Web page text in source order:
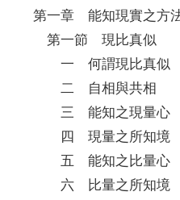
章 能知現實之方
節 現比真似
何謂現比真似
自相與共相
能知之現量心
現量之所知境
能知之比量心
比量之所知境